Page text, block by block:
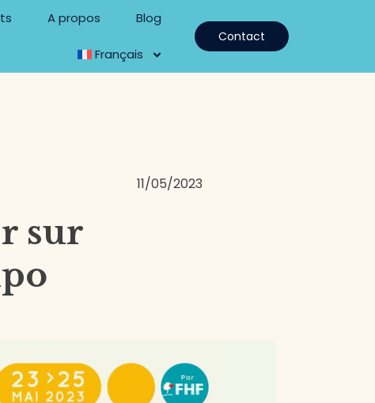
A propos Blog
Français
Contact
11/05/2023
sur